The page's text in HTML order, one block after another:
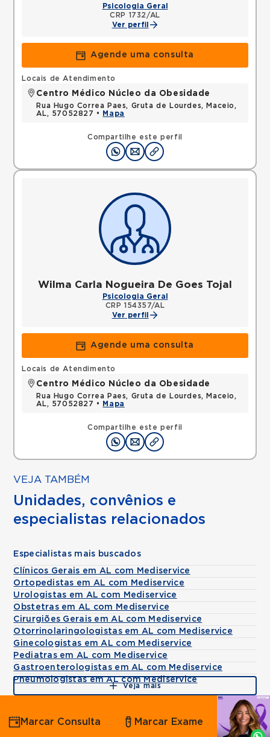
Psicologia Geral
CRP 1732/AL
Ver perfil
Agende uma consulta
Compartilhe este perfil
Locais de Atendimento
Centro Médico Núcleo da Obesidade
Rua Hugo Correa Paes, Gruta de Lourdes, Maceio,
AL, 57052827 •
Mapa
Wilma Carla Nogueira De Goes Tojal
Psicologia Geral
CRP 154357/AL
Ver perfil
Agende uma consulta
Compartilhe este perfil
Locais de Atendimento
Centro Médico Núcleo da Obesidade
Rua Hugo Correa Paes, Gruta de Lourdes, Maceio,
AL, 57052827 •
Mapa
VEJA TAMBÉM
Unidades, convênios e
especialistas relacionados
Especialistas mais buscados
Clínicos Gerais em AL com Mediservice
Ortopedistas em AL com Mediservice
Urologistas em AL com Mediservice
Obstetras em AL com Mediservice
Cirurgiões Gerais em AL com Mediservice
Otorrinolaringologistas em AL com Mediservice
Ginecologistas em AL com Mediservice
Pediatras em AL com Mediservice
Gastroenterologistas em AL com Mediservice
Pneumologistas em AL com Mediservice
Veja mais
Agende
por
Whatsapp
Marcar Consulta Marcar Exame